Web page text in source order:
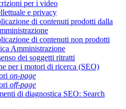
per i video
e privacy
di contenuti prodotti dalla
di contenuti non prodotti
Amministrazione
dei soggetti ritratti
per i motori di ricerca (SEO)
on-page
off-page
di diagnostica SEO: Search